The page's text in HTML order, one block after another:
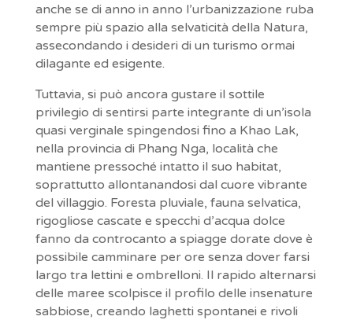
anche se di anno in anno l’urbanizzazione ruba
sempre più spazio alla selvaticità della Natura,
assecondando i desideri di un turismo ormai
dilagante ed esigente.
Tuttavia, si può ancora gustare il sottile
privilegio di sentirsi parte integrante di un’isola
quasi verginale spingendosi fino a Khao Lak,
nella provincia di Phang Nga, località che
mantiene pressoché intatto il suo habitat,
soprattutto allontanandosi dal cuore vibrante
del villaggio. Foresta pluviale, fauna selvatica,
rigogliose cascate e specchi d’acqua dolce
fanno da controcanto a spiagge dorate dove è
possibile camminare per ore senza dover farsi
largo tra lettini e ombrelloni. Il rapido alternarsi
delle maree scolpisce il profilo delle insenature
sabbiose, creando laghetti spontanei e rivoli